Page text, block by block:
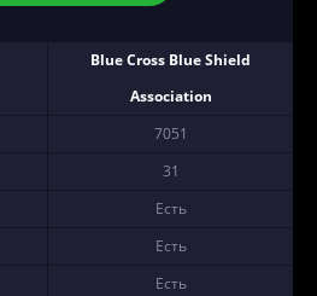
Blue Cross Blue Shield
Association
7051
31
Есть
Есть
Есть